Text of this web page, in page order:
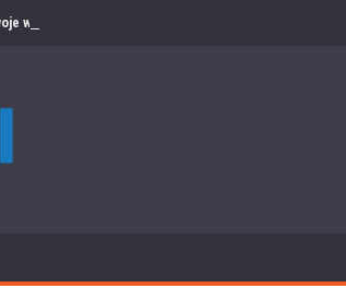
wnętrze